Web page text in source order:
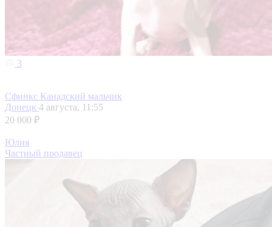
3
Сфинкс Канадский мальчик
Донецк 4 августа, 11:55
20 000 ₽
Юлия
Частный продавец